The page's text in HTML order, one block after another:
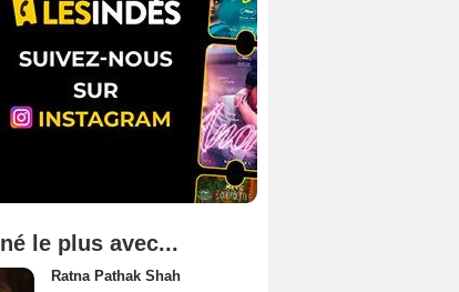
le plus avec...
Ratna Pathak Shah